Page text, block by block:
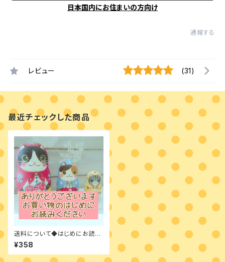
日本国内にお住まいの方向け
通報する
レビュー (31)
最近チェックした商品
送料について◆はじめにお読み
ください
¥358